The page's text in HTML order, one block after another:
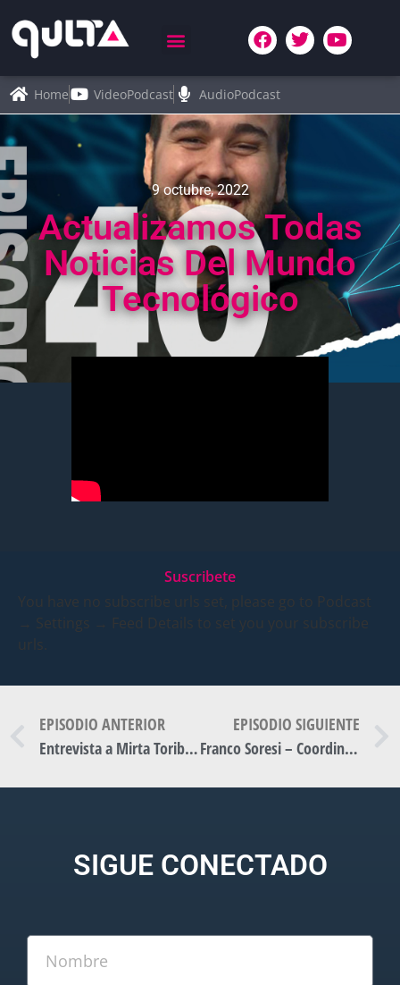
Home VideoPodcast AudioPodcast
9 octubre, 2022
Actualizamos Todas
Noticias Del Mundo
Tecnológico
Suscribete
You have no subscribe urls set, please go to Podcast
→ Settings → Feed Details to set you your subscribe
urls.
EPISODIO ANTERIOR
Entrevista a Mirta Toribio, Jefa de investigacion y desarrollo de Profertil
EPISODIO SIGUIENTE
Franco Soresi – Coordinador de Espacio Tecno “Emprender”
SIGUE CONECTADO